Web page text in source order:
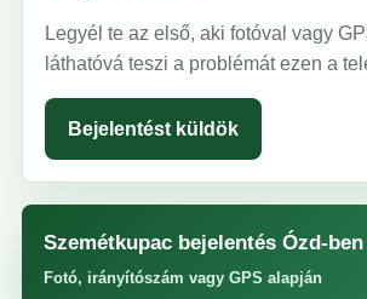
Legyél te az első, aki fotóval vagy
láthatóvá teszi a problémát ezen a
Bejelentést küldök
Szemétkupac bejelentés Ózd-ben
Fotó, irányítószám vagy GPS alapján